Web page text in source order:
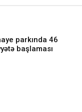
parkında 46
başlaması